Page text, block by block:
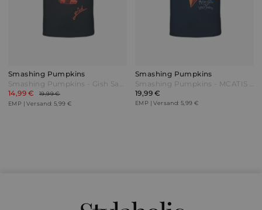
Smashing Pumpkins
Smashing Pumpkins - Gish Sacred Heart - T-Shirt - schwarz
14,99 €
19,99 €
EMP | Versand: 5,99 €
Smashing Pumpkins
Smashing Pumpkins - MCATIS Album - T-Shirt - navy Blau
19,99 €
EMP | Versand: 5,99 €